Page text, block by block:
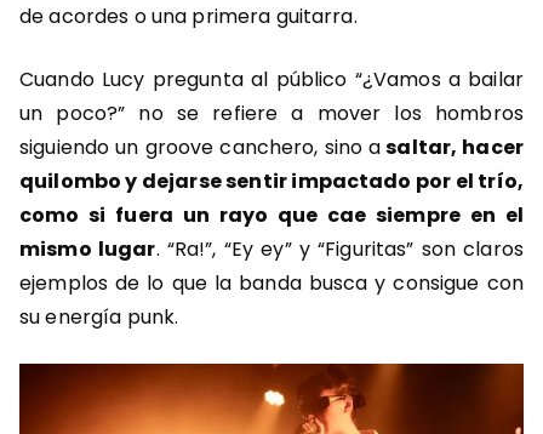
de acordes o una primera guitarra.
Cuando Lucy pregunta al público “¿Vamos a bailar
un poco?” no se refiere a mover los hombros
siguiendo un groove canchero, sino asaltar, hacer
quilombo y dejarse sentir impactado por el trío,
como si fuera un rayo que cae siempre en el
mismo lugar. “Ra!”, “Ey ey” y “Figuritas” son claros
ejemplos de lo que la banda busca y consigue con
su energía punk.